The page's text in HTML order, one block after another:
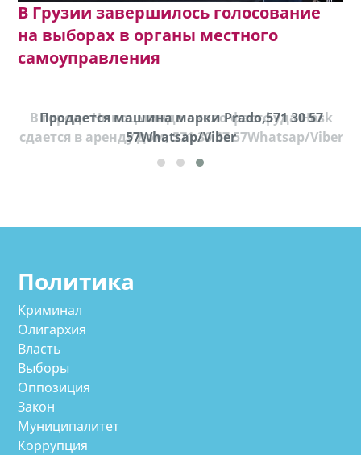
В Грузии завершилось голосование
на выборах в органы местного
самоуправления
В городе Ниноцминда около фастфуда Hask
cдается в аренду дом, 571 30 57 57Whatsap/Viber
Продается машина марки Prado,571 30 57
57Whatsap/Viber
Политика
Криминал
Олигархия
Власть
Выборы
Оппозиция
Закон
Муниципалитет
Коррупция